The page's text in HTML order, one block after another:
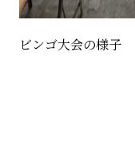
ビンゴ大会の様子